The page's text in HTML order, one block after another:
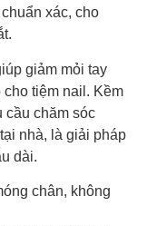
xác, cho
giảm mỏi tay
tiệm nail. Kềm
cầu chăm sóc
nhà, là giải pháp
dài.
chân, không